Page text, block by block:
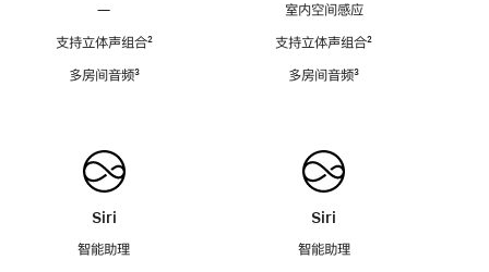
—
支持立体声组合脚
²
多房间音频脚
³
Siri
智能助理
室内空间感应
支持立体声组合脚
²
多房间音频脚
³
Siri
智能助理